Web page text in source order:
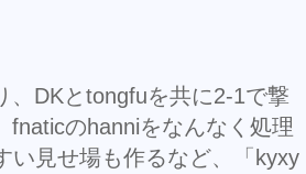
、DKとtongfuを共に2-1で撃
fnaticのhanniをなんなく処理
い見せ場も作るなど、「kyxy